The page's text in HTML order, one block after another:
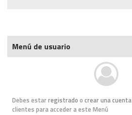
Menú de usuario
Debes estar registrado o crear una cuenta
clientes para acceder a este Menú